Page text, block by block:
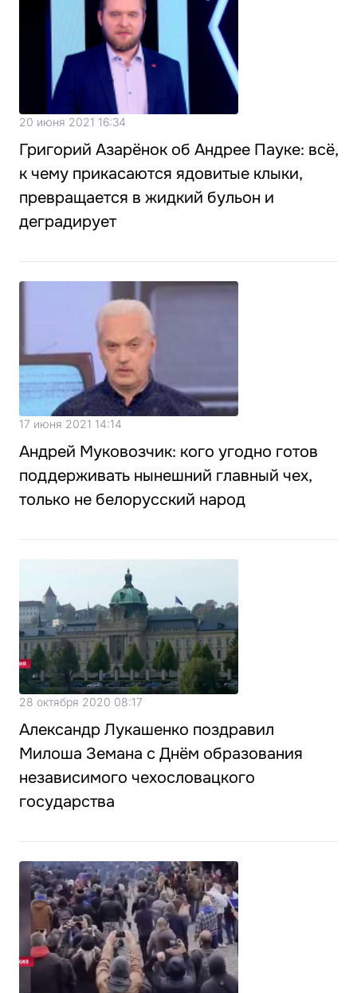
20 июня 2021 16:34
Григорий Азарёнок об Андрее Пауке: всё,
к чему прикасаются ядовитые клыки,
превращается в жидкий бульон и
деградирует
17 июня 2021 14:14
Андрей Муковозчик: кого угодно готов
поддерживать нынешний главный чех,
только не белорусский народ
28 октября 2020 08:17
Александр Лукашенко поздравил
Милоша Земана с Днём образования
независимого чехословацкого
государства